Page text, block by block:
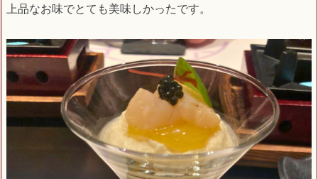
上品なお味でとても美味しかったです。